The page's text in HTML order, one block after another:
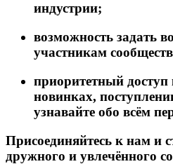
индустрии;
возможность задать
участникам
приоритетный
новинках,
узнавайте обо всём
Присоединяйтесь к нам и
дружного и увлечённого